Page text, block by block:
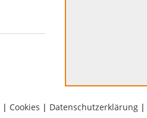
| Cookies | Datenschutzerklärung |